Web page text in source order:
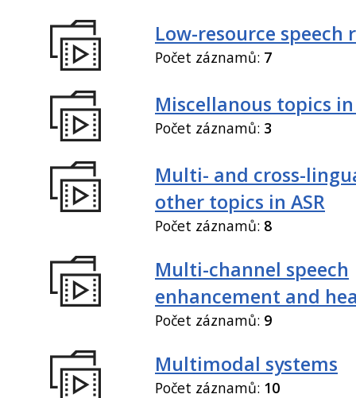
Low-resource speech
Počet záznamů: 7
Miscellanous topics in
Počet záznamů: 3
Multi- and cross-
other topics in ASR
Počet záznamů: 8
Multi-channel speech
enhancement and
Počet záznamů: 9
Multimodal systems
Počet záznamů: 10